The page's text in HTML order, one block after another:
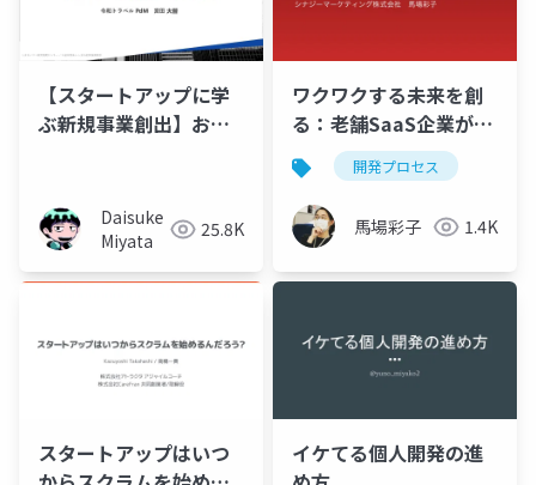
【スタートアップに学
ぶ新規事業創出】お客
プ
Daisuke
Miyata
25.8K
ワクワクする未来を創
る：老舗SaaS企業が
20年のプロダクト運用
を超えて、 次のプロダ
クトビジョン探索の旅
をしている話
開発プロセス
馬場彩子 1.4K
スタートアップはいつ
イケてる個人開発の進